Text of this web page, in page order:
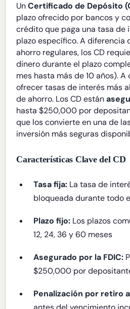
UnCertificado de Depósito
plazo ofrecido por bancos y
crédito que paga una tasa de
plazo específico. A diferencia
ahorro regulares, los CD
dinero durante el plazo
mes hasta más de 10 años).
ofrecer tasas de interés más
de ahorro. Los CD están
hasta $250,000 por
que los convierte en una de
inversión más seguras
Características Clave del CD
Tasa fija: La tasa de
bloqueada durante todo
Plazo fijo: Los plazos
12, 24, 36 y 60 meses
Asegurado por la FDIC:
$250,000 por
Penalización por retiro